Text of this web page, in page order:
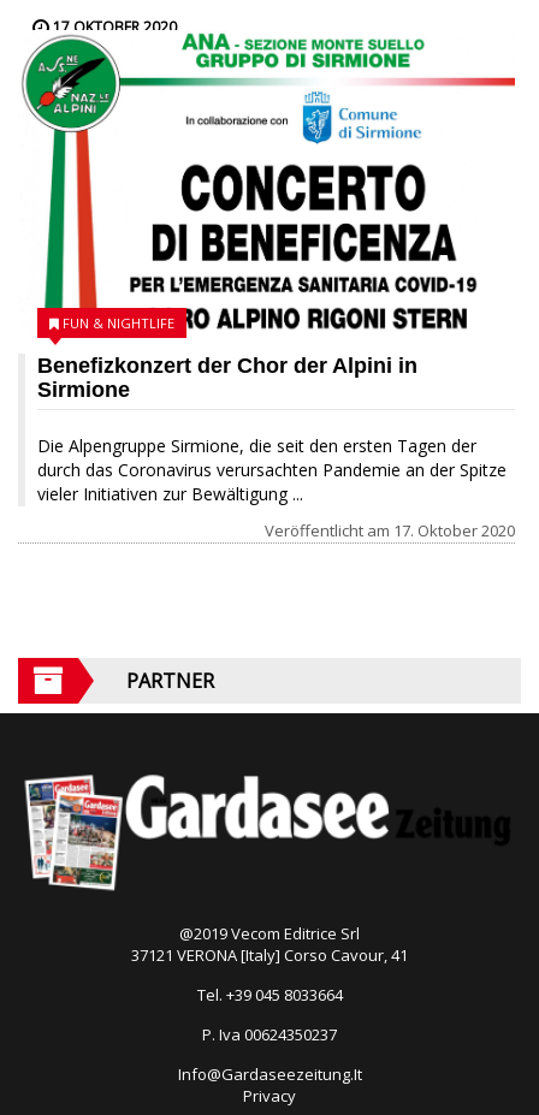
17 OKTOBER 2020
Benefizkonzert der Chor der Alpini in
Sirmione
Die Alpengruppe Sirmione, die seit den ersten Tagen der
durch das Coronavirus verursachten Pandemie an der Spitze
vieler Initiativen zur Bewältigung ...
FUN & NIGHTLIFE
Veröffentlicht am 17. Oktober 2020
PARTNER
@2019 Vecom Editrice Srl
37121 VERONA [Italy] Corso Cavour, 41
Tel. +39 045 8033664
P. Iva 00624350237
Info@Gardaseezeitung.It
Privacy